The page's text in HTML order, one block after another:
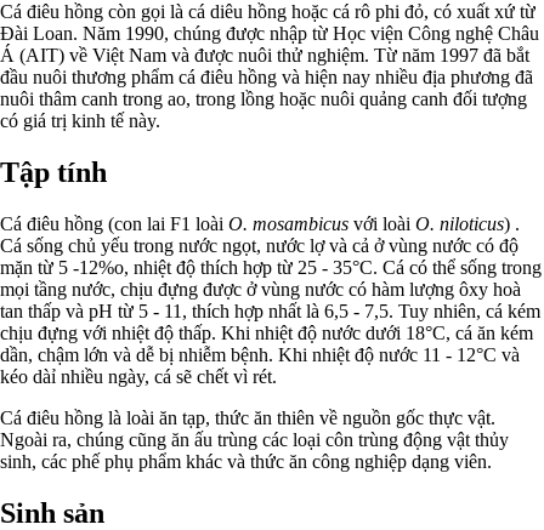
Cá điêu hồng còn gọi là cá diêu hồng hoặc cá rô phi đỏ, có xuất xứ từ
Đài Loan. Năm 1990, chúng được nhập từ Học viện Công nghệ Châu
Á (AIT) về Việt Nam và được nuôi thử nghiệm. Từ năm 1997 đã bắt
đầu nuôi thương phẩm cá điêu hồng và hiện nay nhiều địa phương đã
nuôi thâm canh trong ao, trong lồng hoặc nuôi quảng canh đối tượng
có giá trị kinh tế này.
Tập tính
Cá điêu hồng (con lai F1 loài O. mosambicus với loài O. niloticus) .
Cá sống chủ yếu trong nước ngọt, nước lợ và cả ở vùng nước có độ
mặn từ 5 -12%o, nhiệt độ thích hợp từ 25 - 35°C. Cá có thể sống trong
mọi tầng nước, chịu đựng được ở vùng nước có hàm lượng ôxy hoà
tan thấp và pH từ 5 - 11, thích hợp nhất là 6,5 - 7,5. Tuy nhiên, cá kém
chịu đựng với nhiệt độ thấp. Khi nhiệt độ nước dưới 18°C, cá ăn kém
dần, chậm lớn và dễ bị nhiễm bệnh. Khi nhiệt độ nước 11 - 12°C và
kéo dàỉ nhiều ngày, cá sẽ chết vì rét.
Cá điêu hồng là loài ăn tạp, thức ăn thiên về nguồn gốc thực vật.
Ngoài ra, chúng cũng ăn ấu trùng các loại côn trùng động vật thủy
sinh, các phế phụ phẩm khác và thức ăn công nghiệp dạng viên.
Sinh sản